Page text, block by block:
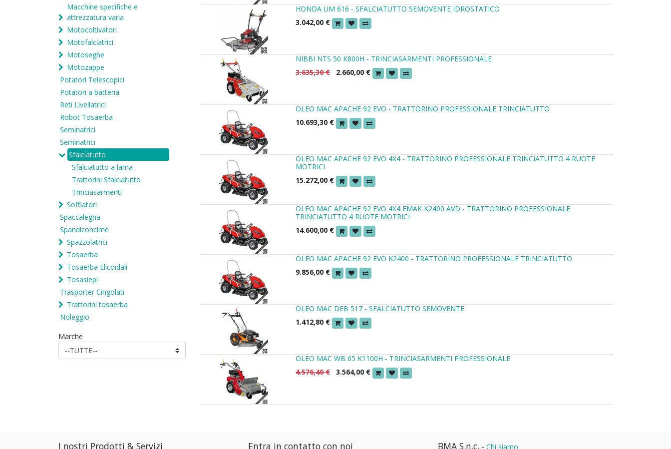
Macchine specifiche e
attrezzatura varia
Motocoltivatori
Motofalciatrici
Motoseghe
Motozappe
Potatori Telescopici
Potatori a batteria
Reti Livellatrici
Robot Tosaerba
Seminatrici
Seminatrici
Sfalciatutto
Sfalciatutto a lama
Trattorini Sfalciatutto
Trinciasarmenti
Soffiatori
Spaccalegna
Spandiconcime
Spazzolatrici
Tosaerba
Tosaerba Elicoidali
Tosasiepi
Trasporter Cingolati
Trattorini tosaerba
Noleggio
Marche
HONDA UM 616 - SFALCIATUTTO SEMOVENTE IDROSTATICO
3.042,00 €
NIBBI NTS 50 K800H - TRINCIASARMENTI PROFESSIONALE
3.635,30€ 2.660,00 €
OLEO MAC APACHE 92 EVO - TRATTORINO PROFESSIONALE TRINCIATUTTO
10.693,30 €
OLEO MAC APACHE 92 EVO 4X4 - TRATTORINO PROFESSIONALE TRINCIATUTTO 4 RUOTE
MOTRICI
15.272,00 €
OLEO MAC APACHE 92 EVO 4X4 EMAK K2400 AVD - TRATTORINO PROFESSIONALE
TRINCIATUTTO 4 RUOTE MOTRICI
14.600,00 €
OLEO MAC APACHE 92 EVO K2400 - TRATTORINO PROFESSIONALE TRINCIATUTTO
9.856,00 €
OLEO MAC DEB 517 - SFALCIATUTTO SEMOVENTE
1.412,80 €
OLEO MAC WB 65 K1100H - TRINCIASARMENTI PROFESSIONALE
4.576,40€ 3.564,00 €
I nostri Prodotti & Servizi Entra in contatto con noi BMA S.n.c. - Chi siamo